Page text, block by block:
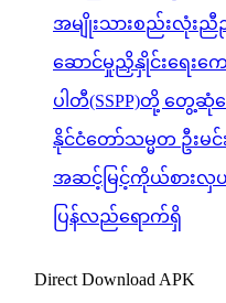
အမျိုးသားစည်းလုံးညီညွ
ဆောင်မှုညှိနှိုင်းရေးက
ပါတီ(SSPP)တို့ တွေ့ဆုံ
နိုင်ငံတော်သမ္မတ ဦးမ
အဆင့်မြင့်ကိုယ်စားလှယ်
ပြန်လည်ရောက်ရှိ
Direct Download APK